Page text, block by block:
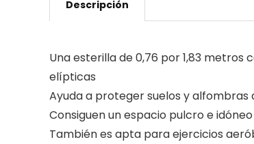
Descripción
Una esterilla de 0,76 por 1,83
elípticas
Ayuda a proteger suelos y alfombras
Consiguen un espacio pulcro e
También es apta para ejercicios